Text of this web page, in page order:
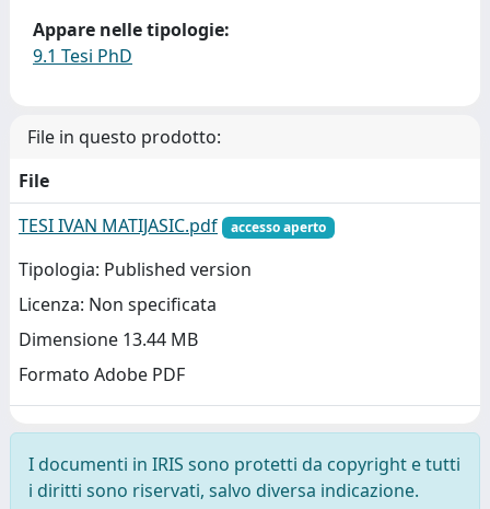
Appare nelle tipologie:
9.1 Tesi PhD
File in questo prodotto:
File
TESI IVAN MATIJASIC.pdf
accesso aperto
Tipologia: Published version
Licenza: Non specificata
Dimensione 13.44 MB
Formato Adobe PDF
I documenti in IRIS sono protetti da copyright e tutti
i diritti sono riservati, salvo diversa indicazione.